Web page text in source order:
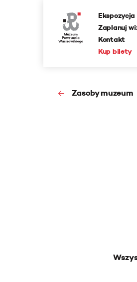
Ekspozycja
Zaplanuj
Kontakt
Kup bilety
Zasoby muzeum